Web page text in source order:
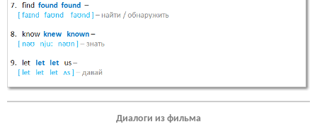
Диалоги из фильма